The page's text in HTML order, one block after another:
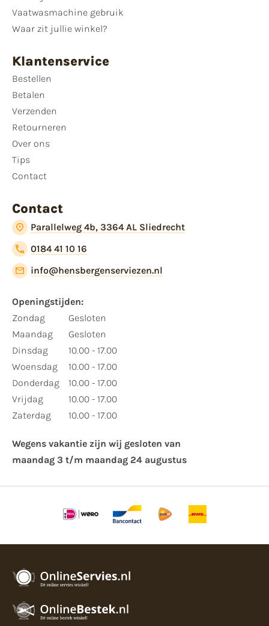
Vaatwasmachine gebruik
Waar zit jullie winkel?
Klantenservice
Bestellen
Betalen
Verzenden
Retourneren
Over ons
Tips
Contact
Contact
Parallelweg 4b, 3364 AL Sliedrecht
0184 41 10 16
info@hensbergenserviezen.nl
Openingstijden:​
​Zondag
Maandag
Dinsdag
Woensdag
Donderdag
Vrijdag
Zaterdag
Gesloten
Gesloten
10.00 - 17.00
10.00 - 17.00
10.00 - 17.00
10.00 - 17.00
10.00 - 17.00
Wegens vakantie zijn wij gesloten van ​
maandag 3 t/m maandag 24 augustus